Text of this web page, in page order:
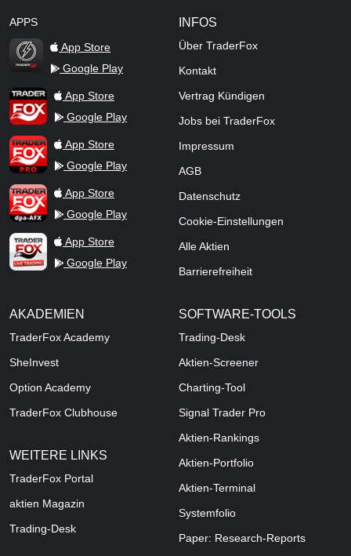
APPS
TraderFox Flash
App Store
Google Play
TraderFox AppApp Store
Google Play
TraderFox ProApp Store
Google Play
TraderFox dpa-AFX ProFeed
App Store
Google Play
TraderFox Live Trading
App Store
Google Play
INFOS
Über TraderFox
Kontakt
Vertrag Kündigen
Jobs bei TraderFox
Impressum
AGB
Datenschutz
Cookie-Einstellungen
Alle Aktien
Barrierefreiheit
AKADEMIEN
TraderFox Academy
SheInvest
Option Academy
TraderFox Clubhouse
WEITERE LINKS
TraderFox Portal
aktien Magazin
Trading-Desk
SOFTWARE-TOOLS
Trading-Desk
Aktien-Screener
Charting-Tool
Signal Trader Pro
Aktien-Rankings
Aktien-Portfolio
Aktien-Terminal
Systemfolio
Paper: Research-Reports